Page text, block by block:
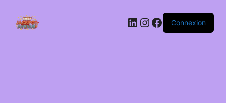
LinkedIn
Instagram
Facebook
Connexion